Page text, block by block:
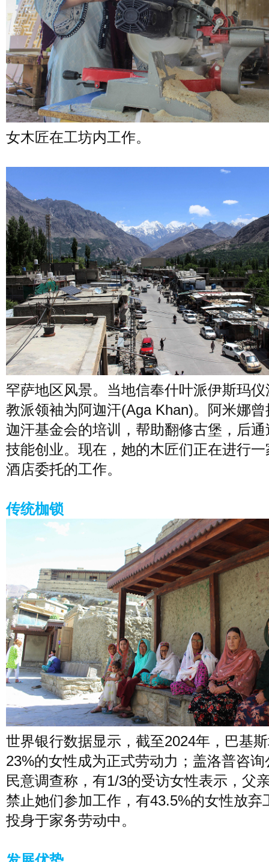
女木匠在工坊内工作。
罕萨地区风景。当地信奉什叶派伊斯玛
教派领袖为阿迦汗(Aga Khan)。阿米娜
迦汗基金会的培训，帮助翻修古堡，后
技能创业。现在，她的木匠们正在进行
酒店委托的工作。
传统枷锁
世界银行数据显示，截至2024年，巴基
23%的女性成为正式劳动力；盖洛普咨询
民意调查称，有1/3的受访女性表示，父
禁止她们参加工作，有43.5%的女性放弃
投身于家务劳动中。